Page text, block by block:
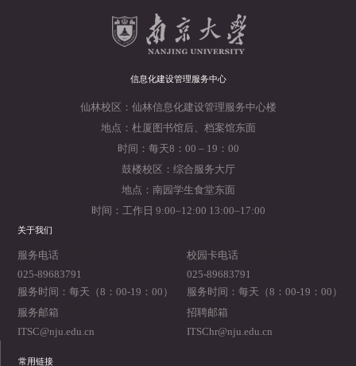
信息化建设管理服务中心
仙林校区：仙林信息化建设管理服务中心楼
地点：杜厦图书馆后、档案馆东面
时间：每天8：00 – 19：00
鼓楼校区：综合服务大厅
地点：南园学生食堂东面
时间：工作日 9:00–12:00 13:00–17:00
关于我们
服务电话
025-89683791
服务时间：每天（8：00-19：00）
校园卡电话
025-89683791
服务时间：每天（8：00-19：00）
服务邮箱
ITSC@nju.edu.cn
招聘邮箱
ITSChr@nju.edu.cn
常用链接